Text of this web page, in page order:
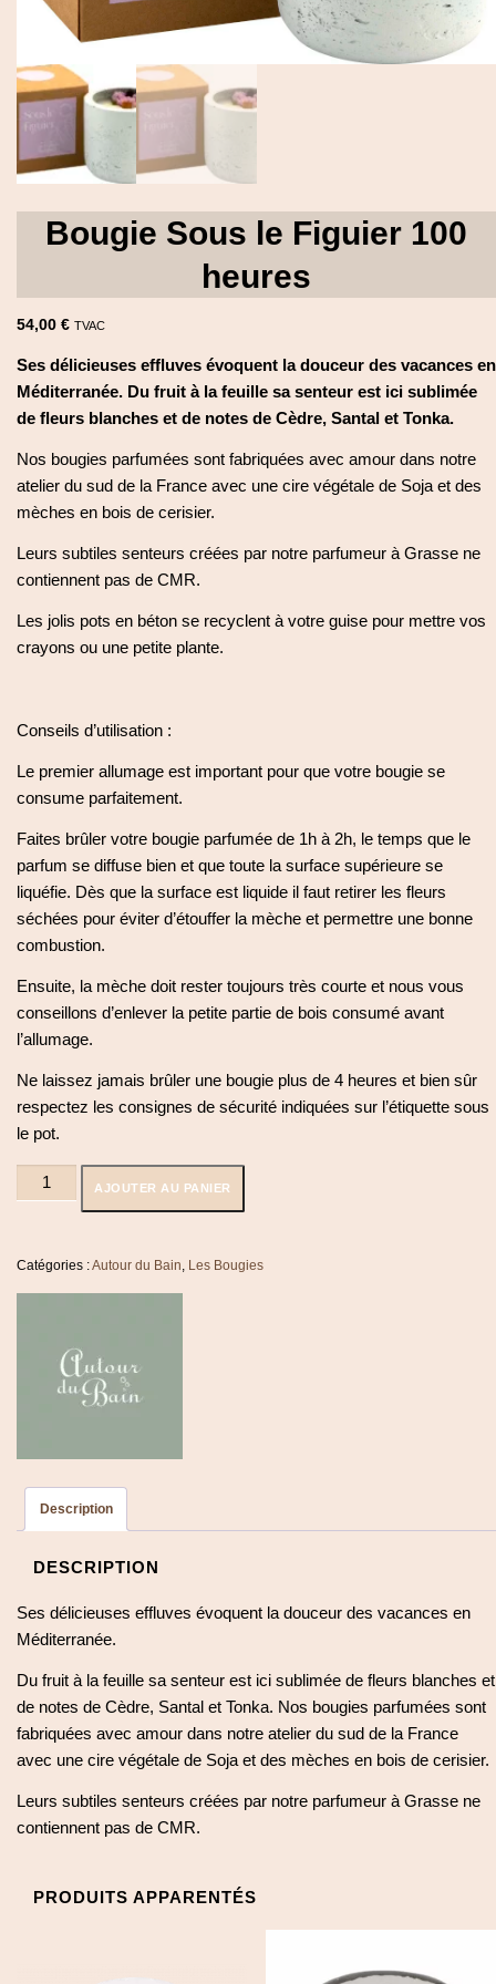
Mon Compte
EN
DE
Bougie Sous le Figuier 100
heures
54,00 € TVAC
Ses délicieuses effluves évoquent la douceur des vacances en
Méditerranée. Du fruit à la feuille sa senteur est ici sublimée
de fleurs blanches et de notes de Cèdre, Santal et Tonka.
Nos bougies parfumées sont fabriquées avec amour dans notre
atelier du sud de la France avec une cire végétale de Soja et des
mèches en bois de cerisier.
Leurs subtiles senteurs créées par notre parfumeur à Grasse ne
contiennent pas de CMR.
Les jolis pots en béton se recyclent à votre guise pour mettre vos
crayons ou une petite plante.
Conseils d’utilisation :
Le premier allumage est important pour que votre bougie se
consume parfaitement.
Faites brûler votre bougie parfumée de 1h à 2h, le temps que le
parfum se diffuse bien et que toute la surface supérieure se
liquéfie. Dès que la surface est liquide il faut retirer les fleurs
séchées pour éviter d’étouffer la mèche et permettre une bonne
combustion.
Ensuite, la mèche doit rester toujours très courte et nous vous
conseillons d’enlever la petite partie de bois consumé avant
l’allumage.
Ne laissez jamais brûler une bougie plus de 4 heures et bien sûr
respectez les consignes de sécurité indiquées sur l’étiquette sous
le pot.
le
AJOUTER AU PANIER
Catégories :Autour du Bain, Les Bougies
Description
DESCRIPTION
Ses délicieuses effluves évoquent la douceur des vacances en
Méditerranée.
Du fruit à la feuille sa senteur est ici sublimée de fleurs blanches et
de notes de Cèdre, Santal et Tonka. Nos bougies parfumées sont
fabriquées avec amour dans notre atelier du sud de la France
avec une cire végétale de Soja et des mèches en bois de cerisier.
Leurs subtiles senteurs créées par notre parfumeur à Grasse ne
contiennent pas de CMR.
PRODUITS APPARENTÉS